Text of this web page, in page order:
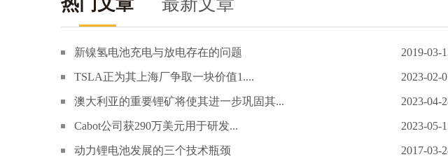
新镍氢电池充电与放电存在的问题 2019-03-
TSLA正为其上海厂争取一块价值1.... 2023-02-
澳大利亚的重要锂矿将使其进一步巩固其... 2023-04-
Cabot公司获290万美元用于研发... 2023-05-
动力锂电池发展的三个技术瓶颈 2017-03-